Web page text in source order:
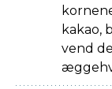
kakao,
vend